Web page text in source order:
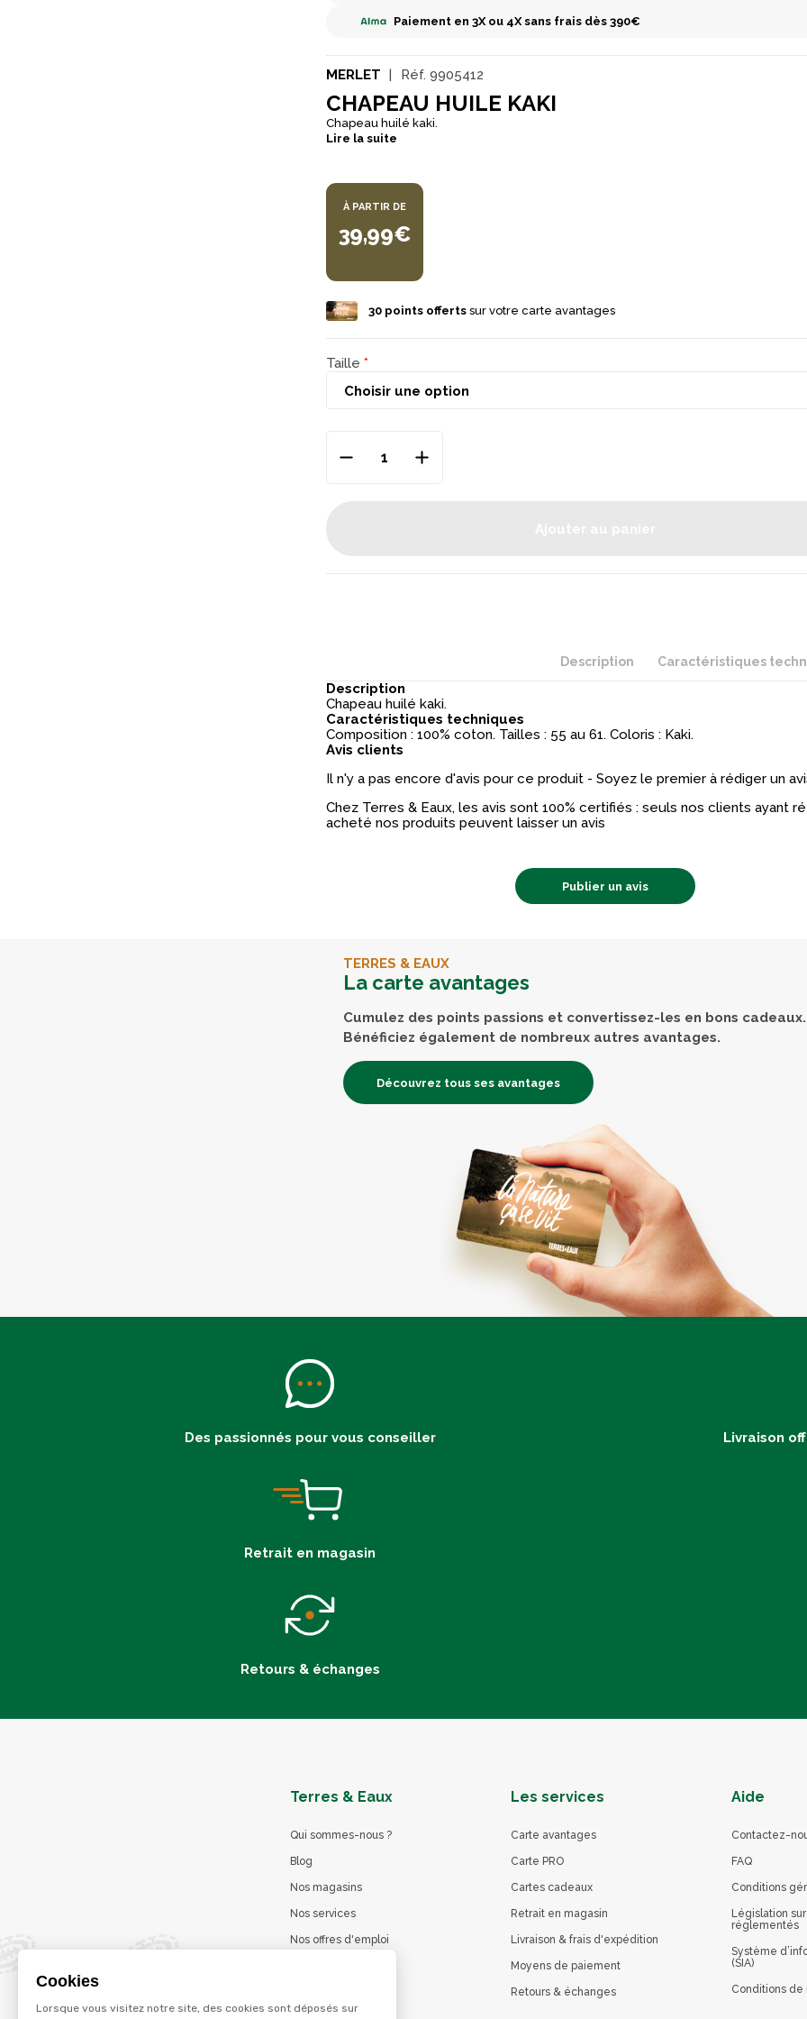
Cookies
Lorsque vous visitez notre site, des cookies sont déposés sur
Paiement en 3X ou 4X sans frais dès 390€
MERLET Réf. 9905412
CHAPEAU HUILE KAKI
Chapeau huilé kaki.
Lire la suite
À PARTIR DE
39,99€
30 points offerts sur votre carte avantages
Taille
Description Caractéristiques
Description
Chapeau huilé kaki.
Caractéristiques techniques
Composition : 100% coton. Tailles : 55 au 61. Coloris : Kaki.
Avis clients
Il n'y a pas encore d'avis pour ce produit - Soyez le premier à rédiger un
Chez Terres & Eaux, les avis sont 100% certifiés : seuls nos clients ayant
acheté nos produits peuvent laisser un avis
Publier un avis
TERRES & EAUX
La carte avantages
Cumulez des points passions et convertissez-les en bons cadeaux.
Bénéficiez également de nombreux autres avantages.
Découvrez tous ses avantages
Des passionnés pour vous conseiller Livraison
Retrait en magasin
Retours & échanges
Terres & Eaux
Qui sommes-nous ?
Blog
Nos magasins
Nos services
Nos offres d'emploi
Les services
Carte avantages
Carte PRO
Cartes cadeaux
Retrait en magasin
Livraison & frais d'expédition
Moyens de paiement
Retours & échanges
Aide
Contactez-
FAQ
Conditions
Législation
réglementés
Système
(SIA)
Conditions de